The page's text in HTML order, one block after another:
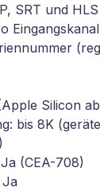
SRT und
Silicon
bis 8K
(CEA-708)